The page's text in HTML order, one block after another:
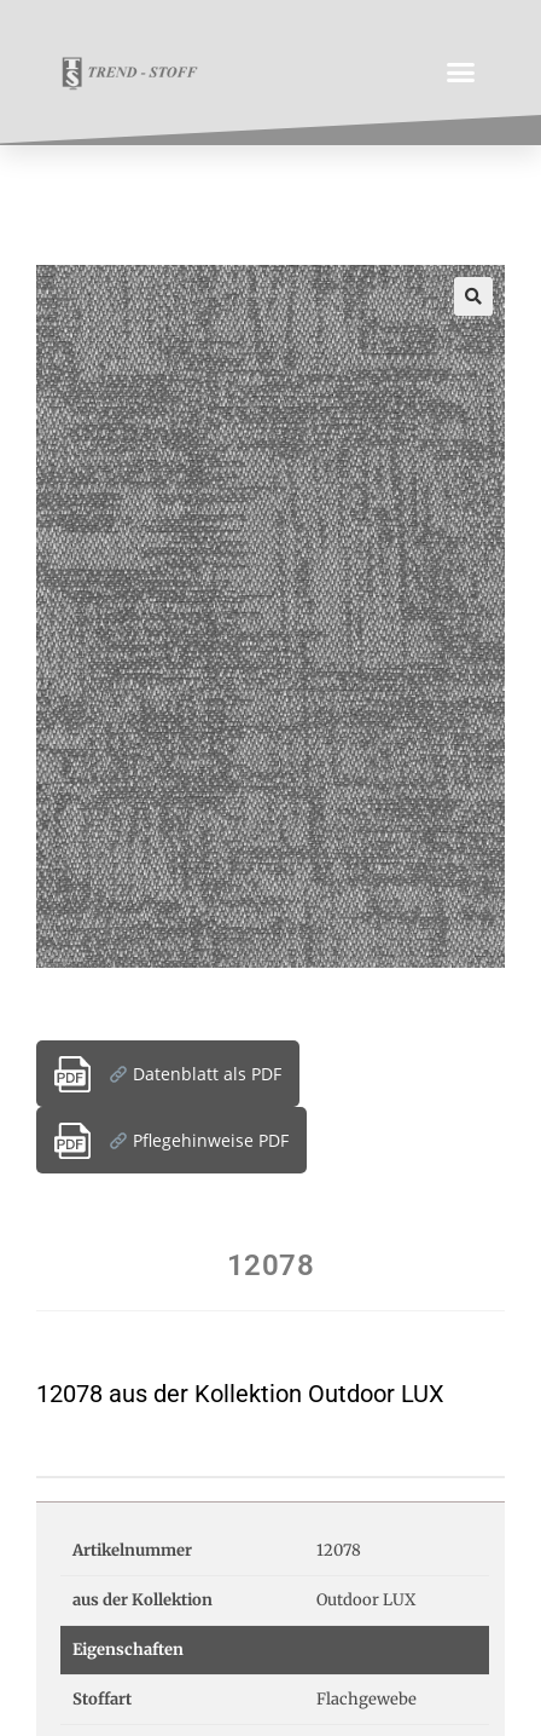
Datenblatt als PDF
Pflegehinweise PDF
12078
12078 aus der Kollektion Outdoor LUX
Artikelnummer 12078
aus der Kollektion Outdoor LUX
Eigenschaften
Stoffart Flachgewebe